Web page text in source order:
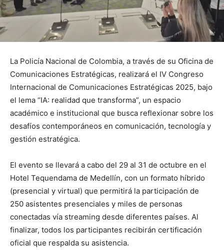
La Policía Nacional de Colombia, a través de su Oficina de
Comunicaciones Estratégicas, realizará el IV Congreso
Internacional de Comunicaciones Estratégicas 2025, bajo
el lema “IA: realidad que transforma”, un espacio
académico e institucional que busca reflexionar sobre los
desafíos contemporáneos en comunicación, tecnología y
gestión estratégica.
El evento se llevará a cabo del 29 al 31 de octubre en el
Hotel Tequendama de Medellín, con un formato híbrido
(presencial y virtual) que permitirá la participación de
250 asistentes presenciales y miles de personas
conectadas vía streaming desde diferentes países. Al
finalizar, todos los participantes recibirán certificación
oficial que respalda su asistencia.